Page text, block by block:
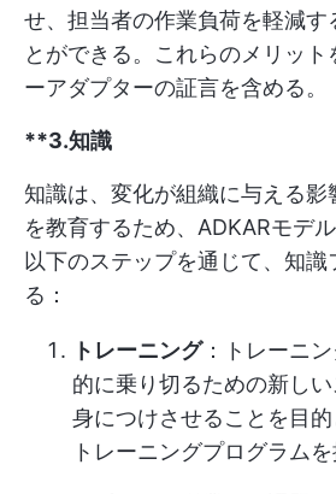
せ、担当者の作業負荷を軽減す
とができる。これらのメリット
ーアダプターの証言を含める。
**3.知識
知識は、変化が組織に与える影
を教育するため、ADKARモデ
以下のステップを通じて、知
る：
トレーニング：トレーニ
的に乗り切るための新し
身につけさせることを目
トレーニングプログラムを